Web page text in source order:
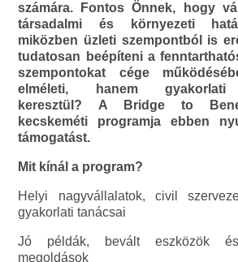
számára. Fontos Önnek, hogy
társadalmi és környezeti
miközben üzleti szempontból is
tudatosan beépíteni a
szempontokat cége
elméleti, hanem gyakorlati
keresztül? A Bridge to
kecskeméti programja ebben
támogatást.
Mit kínál a program?
Helyi nagyvállalatok, civil
gyakorlati tanácsai
Jó példák, bevált eszközök
megoldások